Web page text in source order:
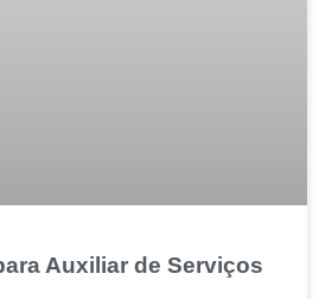
Auxiliar de Serviços